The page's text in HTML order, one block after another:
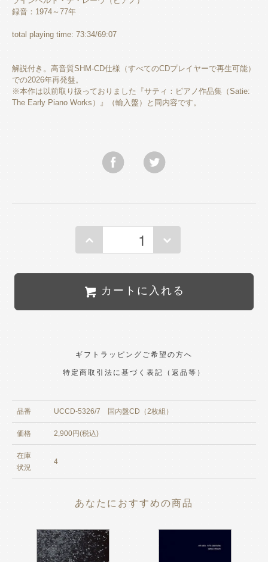
録音：1974～77年
total playing time: 73:34/69:07
解説付き。高音質SHM-CD仕様（すべてのCDプレイヤーで再生可能）
での2026年再発盤。
※本作は以前取り扱っておりました『サティ：ピアノ作品集（Satie:
The Early Piano Works）』（輸入盤）と同内容です。
カートに入れる
ギフトラッピングご希望の方へ
特定商取引法に基づく表記（返品等）
品番 UCCD-5326/7 国内盤CD（2枚組）
価格 2,900円(税込)
在庫
状況
4
あなたにおすすめの商品